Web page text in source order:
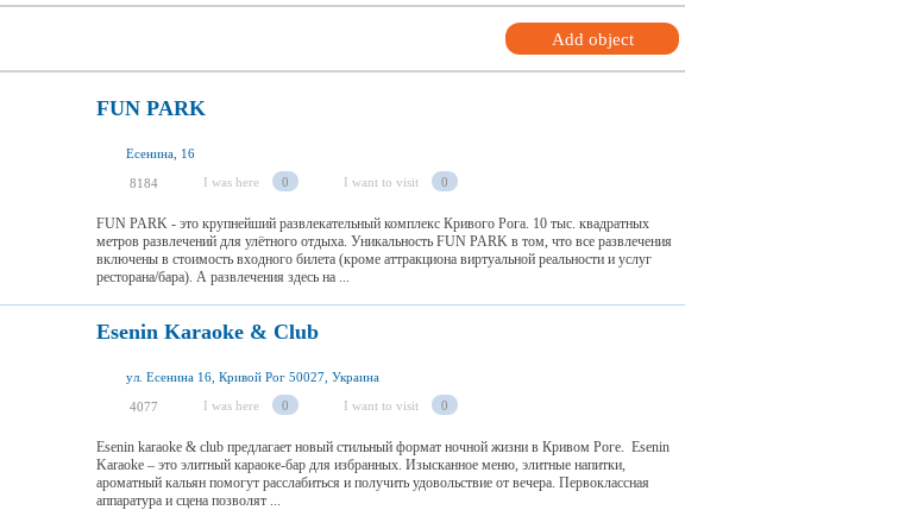
Add object
FUN PARK
Есенина, 16
8184 I was here 0 I want to visit 0
FUN PARK - это крупнейший развлекательный комплекс Кривого Рога. 10 тыс. квадратных
метров развлечений для улётного отдыха. Уникальность FUN PARK в том, что все развлечения
включены в стоимость входного билета (кроме аттракциона виртуальной реальности и услуг
ресторана/бара). А развлечения здесь на ...
Esenin Karaoke & Club
ул. Есенина 16, Кривой Рог 50027, Украина
4077 I was here 0 I want to visit 0
Esenin karaoke & club предлагает новый стильный формат ночной жизни в Кривом Роге. Esenin
Karaoke – это элитный караоке-бар для избранных. Изысканное меню, элитные напитки,
ароматный кальян помогут расслабиться и получить удовольствие от вечера. Первоклассная
аппаратура и сцена позволят ...